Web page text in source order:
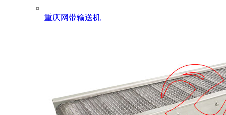
重庆网带输送机